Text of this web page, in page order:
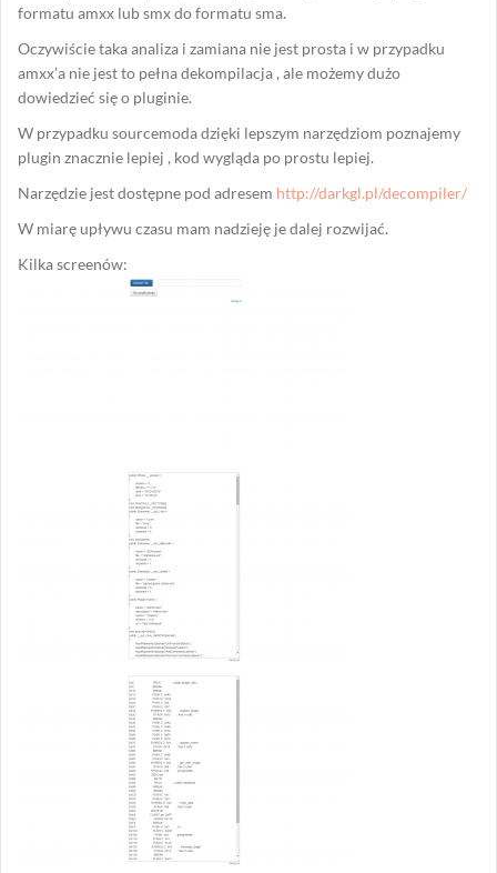
formatu amxx lub smx do formatu sma.
Oczywiście taka analiza i zamiana nie jest prosta i w przypadku
amxx’a nie jest to pełna dekompilacja , ale możemy dużo
dowiedzieć się o pluginie.
W przypadku sourcemoda dzięki lepszym narzędziom poznajemy
plugin znacznie lepiej , kod wygląda po prostu lepiej.
Narzędzie jest dostępne pod adresem http://darkgl.pl/decompiler/
W miarę upływu czasu mam nadzieję je dalej rozwijać.
Kilka screenów: